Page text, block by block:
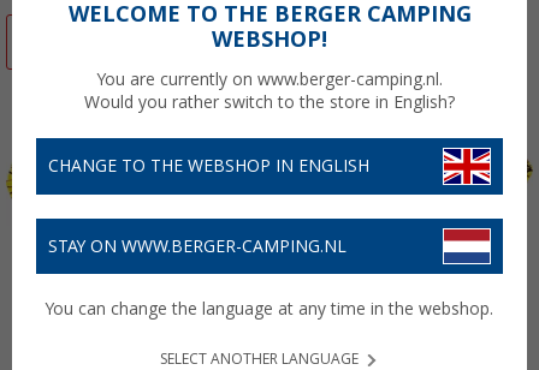
WELCOME TO THE BERGER CAMPING
WEBSHOP!
You are currently on www.berger-camping.nl.
Would you rather switch to the store in English?
CHANGE TO THE WEBSHOP IN ENGLISH
STAY ON WWW.BERGER-CAMPING.NL
You can change the language at any time in the webshop.
SELECT ANOTHER LANGUAGE